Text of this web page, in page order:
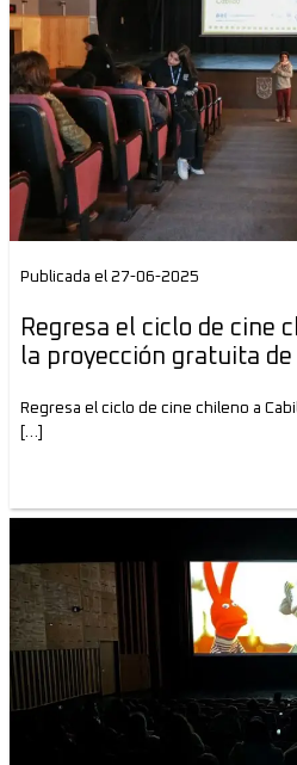
Publicada el 27-06-2025
Regresa el ciclo de cine
la proyección gratuita
Regresa el ciclo de cine chileno a
[…]